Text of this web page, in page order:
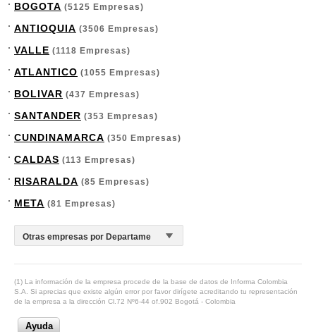
BOGOTA (5125 Empresas)
ANTIOQUIA (3506 Empresas)
VALLE (1118 Empresas)
ATLANTICO (1055 Empresas)
BOLIVAR (437 Empresas)
SANTANDER (353 Empresas)
CUNDINAMARCA (350 Empresas)
CALDAS (113 Empresas)
RISARALDA (85 Empresas)
META (81 Empresas)
(1) La información de la empresa procede de la base de datos de Informa Colombia
S.A. Si aprecias que existe algún error por favor dirígete acreditando tu representación
de la empresa a la dirección Cl.72 Nº6-44 of.902 Bogotá - Colombia
Ayuda